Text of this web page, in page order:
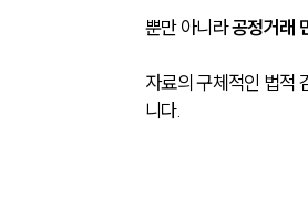
뿐만 아니라 공정거래
자료의 구체적인 법적
니다.